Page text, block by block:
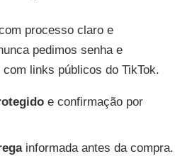
processo claro e
pedimos senha e
links públicos do TikTok.
e confirmação por
informada antes da compra.